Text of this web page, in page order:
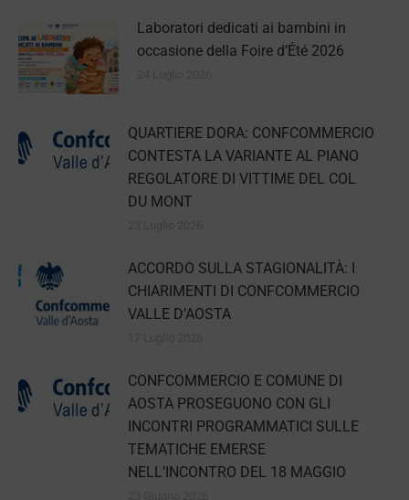
Laboratori dedicati ai bambini in
occasione della Foire d’Été 2026
QUARTIERE DORA: CONFCOMMERCIO
CONTESTA LA VARIANTE AL PIANO
REGOLATORE DI VITTIME DEL COL
DU MONT
ACCORDO SULLA STAGIONALITÀ: I
CHIARIMENTI DI CONFCOMMERCIO
VALLE D’AOSTA
CONFCOMMERCIO E COMUNE DI
AOSTA PROSEGUONO CON GLI
INCONTRI PROGRAMMATICI SULLE
TEMATICHE EMERSE
NELL’INCONTRO DEL 18 MAGGIO